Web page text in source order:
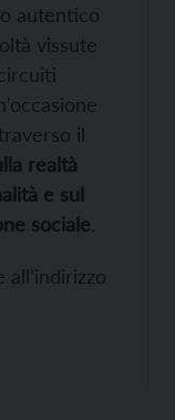
autentico
vissute
il
realtà
e sul
sociale.